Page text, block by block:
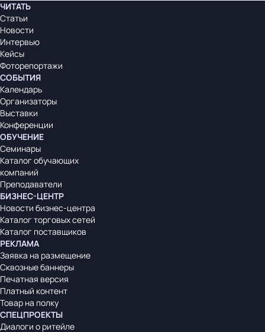
ЧИТАТЬ
Статьи
Новости
Интервью
Кейсы
Фоторепортажи
СОБЫТИЯ
Календарь
Организаторы
Выставки
Конференции
ОБУЧЕНИЕ
Семинары
Каталог обучающих
компаний
Преподаватели
БИЗНЕС-ЦЕНТР
Новости бизнес-центра
Каталог торговых сетей
Каталог поставщиков
РЕКЛАМА
Заявка на размещение
Сквозные баннеры
Печатная версия
Платный контент
Товар на полку
СПЕЦПРОЕКТЫ
Диалоги о ритейле